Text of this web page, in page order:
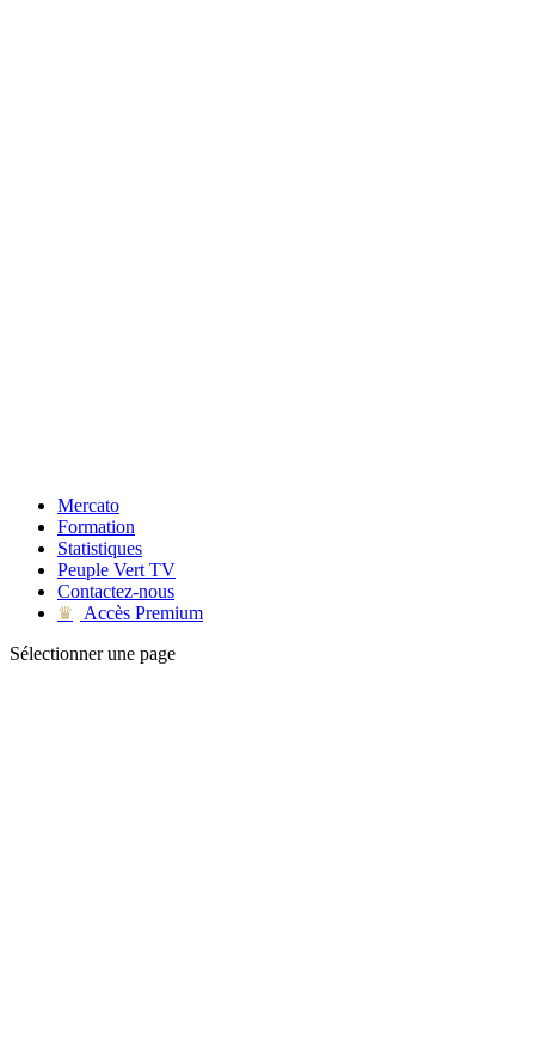
Mercato
Formation
Statistiques
Peuple Vert TV
Contactez-nous
♛
Accès Premium
Sélectionner une page